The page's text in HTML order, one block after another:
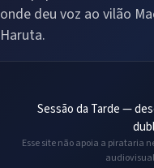
onde deu voz ao vilão
Haruta.
Sessão da Tarde —
Esse site não apoia a pirataria